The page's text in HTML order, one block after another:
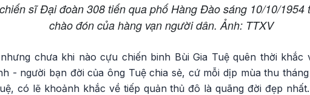
sĩ Đại đoàn 308 tiến qua phố Hàng Đào sáng 10/10/1954
chào đón của hàng vạn người dân. Ảnh: TTXV
chưa khi nào cựu chiến binh Bùi Gia Tuệ quên thời khắc
- người bạn đời của ông Tuệ chia sẻ, cứ mỗi dịp mùa thu
có lẽ khoảnh khắc về tiếp quản thủ đô là quãng đời đẹp